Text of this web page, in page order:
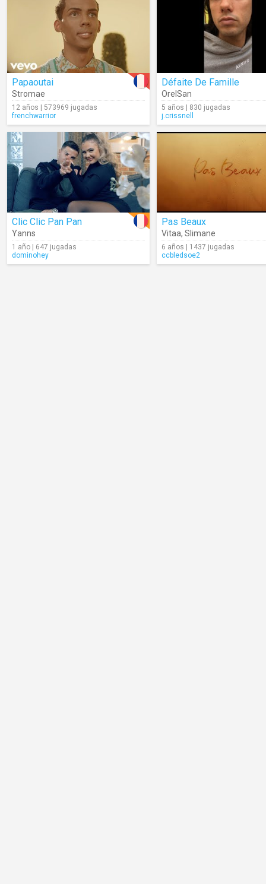
Papaoutai
Stromae
12 años | 573969 jugadas
frenchwarrior
Défaite De Famille
OrelSan
5 años | 830 jugadas
j.crissnell
Clic Clic Pan Pan
Yanns
1 año | 647 jugadas
dominohey
Pas Beaux
Vitaa, Slimane
6 años | 1437 jugadas
ccbledsoe2